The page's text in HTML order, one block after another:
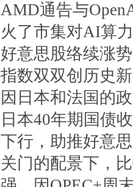
AMD通告与
火了市集对AI算
好意思股络续涨
指数双双创历史
因日本和法国的
日本40年期国债
下行，助推好意
关门的配景下，